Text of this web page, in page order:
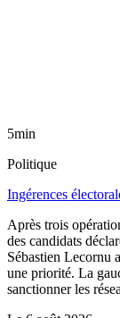
5min
Politique
Ingérences
Après trois
des candidats
Sébastien Lecornu
une priorité. La
sanctionner les